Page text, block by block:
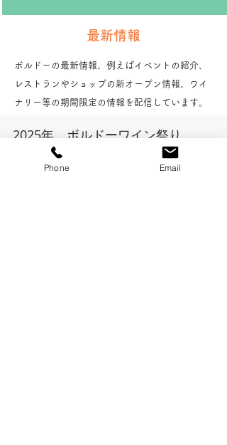
最新情報
ボルドーの最新情報、例えばイベントの​紹介、
レストランやショップの新オープン情報、ワイ
ナリー等の期間限定の情報を配信しています。
2025年 ボルドーワイン祭り
4月以降の予約状況のご案内
Phone Email